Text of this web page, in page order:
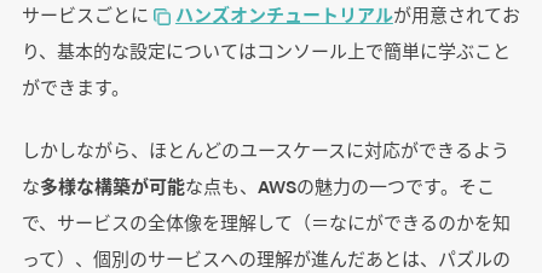
サービスごとに
ハンズオンチュートリアルが用意されてお
り、基本的な設定についてはコンソール上で簡単に学ぶこと
ができます。
しかしながら、ほとんどのユースケースに対応ができるよう
な多様な構築が可能な点も、AWSの魅力の一つです。そこ
で、サービスの全体像を理解して（＝なにができるのかを知
って）、個別のサービスへの理解が進んだあとは、パズルの